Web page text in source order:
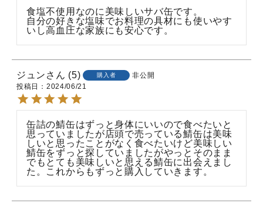
食塩不使用なのに美味しいサバ缶です。
自分の好きな塩味でお料理の具材にも使いやす
いし高血圧な家族にも安心です。
ジュン 5 購入者
非公開
投稿日
2024/06/21
缶詰の鯖缶はずっと身体にいいので食べたいと
思っていましたが店頭で売っている鯖缶は美味
しいと思ったことがなく食べたいけど美味しい
鯖缶をずっと探していましたがやっとそのまま
でもとても美味しいと思える鯖缶に出会えまし
た。これからもずっと購入していきます。